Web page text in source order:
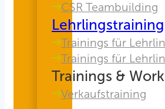
CSR Teambuilding
Lehrlingstraining
Trainings für
Trainings für
Trainings &
Verkaufstraining